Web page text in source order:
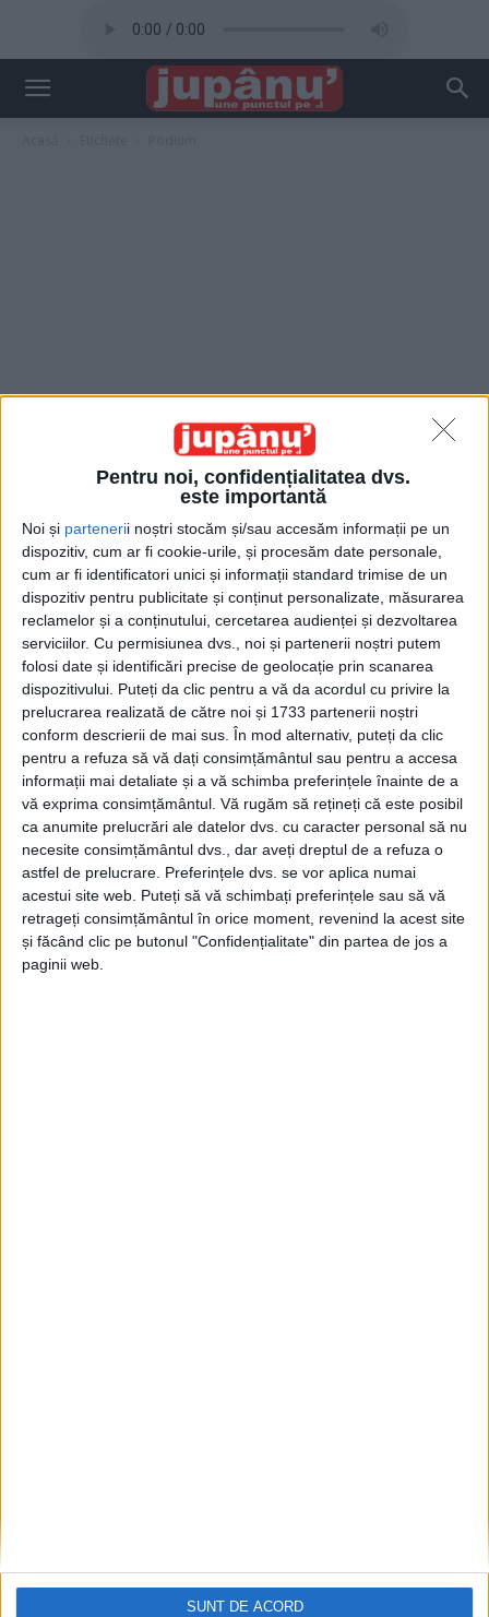
Pentru noi, confidențialitatea dvs.
este importantă
Noi și partenerii noștri stocăm și/sau accesăm informații pe un
dispozitiv, cum ar fi cookie-urile, și procesăm date personale,
cum ar fi identificatori unici și informații standard trimise de un
dispozitiv pentru publicitate și conținut personalizate, măsurarea
reclamelor și a conținutului, cercetarea audienței și dezvoltarea
serviciilor. Cu permisiunea dvs., noi și partenerii noștri putem
folosi date și identificări precise de geolocație prin scanarea
dispozitivului. Puteți da clic pentru a vă da acordul cu privire la
prelucrarea realizată de către noi și 1733 partenerii noștri
conform descrierii de mai sus. În mod alternativ, puteți da clic
pentru a refuza să vă dați consimțământul sau pentru a accesa
informații mai detaliate și a vă schimba preferințele înainte de a
vă exprima consimțământul. Vă rugăm să rețineți că este posibil
ca anumite prelucrări ale datelor dvs. cu caracter personal să nu
necesite consimțământul dvs., dar aveți dreptul de a refuza o
astfel de prelucrare. Preferințele dvs. se vor aplica numai
acestui site web. Puteți să vă schimbați preferințele sau să vă
retrageți consimțământul în orice moment, revenind la acest site
și făcând clic pe butonul "Confidențialitate" din partea de jos a
paginii web.
SUNT DE ACORD
Etichetă: podium
Școala suceveană, pe podium